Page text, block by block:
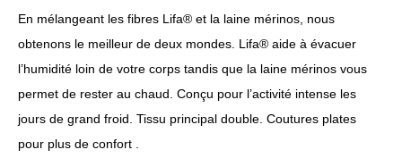
En mélangeant les fibres Lifa® et la laine mérinos, nous
obtenons le meilleur de deux mondes. Lifa® aide à évacuer
l’humidité loin de votre corps tandis que la laine mérinos vous
permet de rester au chaud. Conçu pour l’activité intense les
jours de grand froid. Tissu principal double. Coutures plates
pour plus de confort .